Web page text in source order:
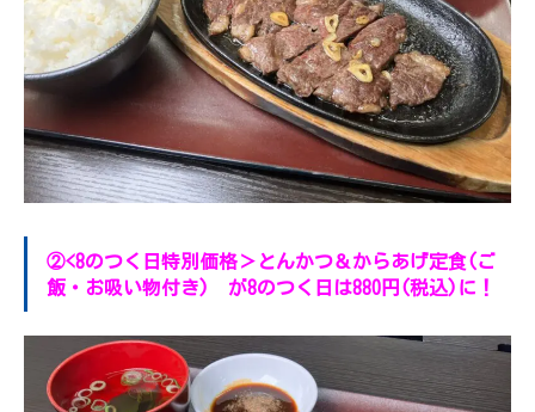
②<8のつく日特別価格＞とんかつ＆からあげ定食(ご
飯・お吸い物付き) が8のつく日は880円(税込)に！